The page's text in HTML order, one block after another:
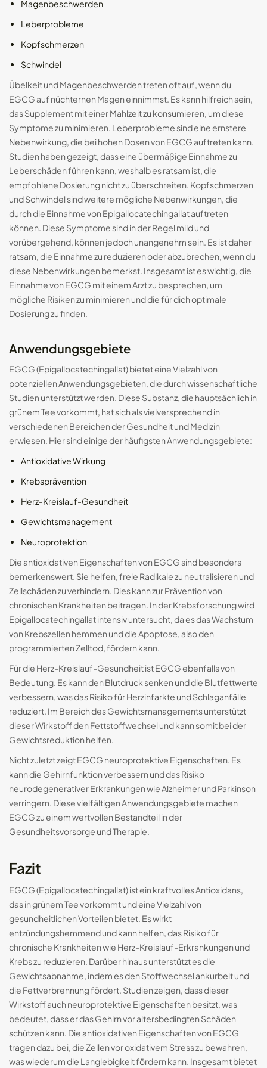
Magenbeschwerden
Leberprobleme
Kopfschmerzen
Schwindel
Übelkeit und Magenbeschwerden treten oft auf, wenn du
EGCG auf nüchternen Magen einnimmst. Es kann hilfreich sein,
das Supplement mit einer Mahlzeit zu konsumieren, um diese
Symptome zu minimieren. Leberprobleme sind eine ernstere
Nebenwirkung, die bei hohen Dosen von EGCG auftreten kann.
Studien haben gezeigt, dass eine übermäßige Einnahme zu
Leberschäden führen kann, weshalb es ratsam ist, die
empfohlene Dosierung nicht zu überschreiten. Kopfschmerzen
und Schwindel sind weitere mögliche Nebenwirkungen, die
durch die Einnahme von Epigallocatechingallat auftreten
können. Diese Symptome sind in der Regel mild und
vorübergehend, können jedoch unangenehm sein. Es ist daher
ratsam, die Einnahme zu reduzieren oder abzubrechen, wenn du
diese Nebenwirkungen bemerkst. Insgesamt ist es wichtig, die
Einnahme von EGCG mit einem Arzt zu besprechen, um
mögliche Risiken zu minimieren und die für dich optimale
Dosierung zu finden.
Anwendungsgebiete
EGCG (Epigallocatechingallat) bietet eine Vielzahl von
potenziellen Anwendungsgebieten, die durch wissenschaftliche
Studien unterstützt werden. Diese Substanz, die hauptsächlich in
grünem Tee vorkommt, hat sich als vielversprechend in
verschiedenen Bereichen der Gesundheit und Medizin
erwiesen. Hier sind einige der häufigsten Anwendungsgebiete:
Antioxidative Wirkung
Krebsprävention
Herz-Kreislauf-Gesundheit
Gewichtsmanagement
Neuroprotektion
Die antioxidativen Eigenschaften von EGCG sind besonders
bemerkenswert. Sie helfen, freie Radikale zu neutralisieren und
Zellschäden zu verhindern. Dies kann zur Prävention von
chronischen Krankheiten beitragen. In der Krebsforschung wird
Epigallocatechingallat intensiv untersucht, da es das Wachstum
von Krebszellen hemmen und die Apoptose, also den
programmierten Zelltod, fördern kann.
Für die Herz-Kreislauf-Gesundheit ist EGCG ebenfalls von
Bedeutung. Es kann den Blutdruck senken und die Blutfettwerte
verbessern, was das Risiko für Herzinfarkte und Schlaganfälle
reduziert. Im Bereich des Gewichtsmanagements unterstützt
dieser Wirkstoff den Fettstoffwechsel und kann somit bei der
Gewichtsreduktion helfen.
Nicht zuletzt zeigt EGCG neuroprotektive Eigenschaften. Es
kann die Gehirnfunktion verbessern und das Risiko
neurodegenerativer Erkrankungen wie Alzheimer und Parkinson
verringern. Diese vielfältigen Anwendungsgebiete machen
EGCG zu einem wertvollen Bestandteil in der
Gesundheitsvorsorge und Therapie.
Fazit
EGCG (Epigallocatechingallat) ist ein kraftvolles Antioxidans,
das in grünem Tee vorkommt und eine Vielzahl von
gesundheitlichen Vorteilen bietet. Es wirkt
entzündungshemmend und kann helfen, das Risiko für
chronische Krankheiten wie Herz-Kreislauf-Erkrankungen und
Krebs zu reduzieren. Darüber hinaus unterstützt es die
Gewichtsabnahme, indem es den Stoffwechsel ankurbelt und
die Fettverbrennung fördert. Studien zeigen, dass dieser
Wirkstoff auch neuroprotektive Eigenschaften besitzt, was
bedeutet, dass er das Gehirn vor altersbedingten Schäden
schützen kann. Die antioxidativen Eigenschaften von EGCG
tragen dazu bei, die Zellen vor oxidativem Stress zu bewahren,
was wiederum die Langlebigkeit fördern kann. Insgesamt bietet